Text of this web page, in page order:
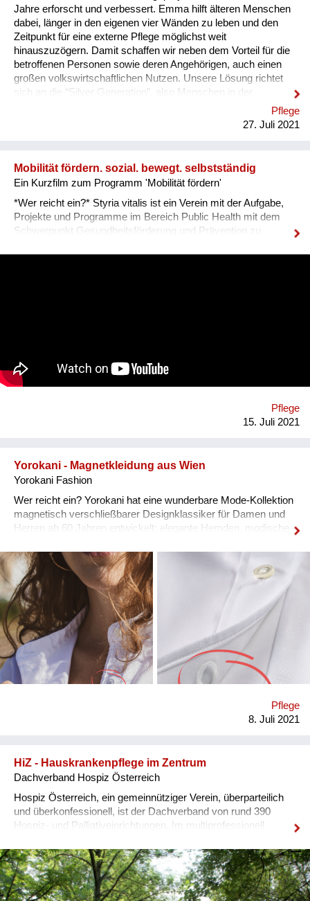
Jahre erforscht und verbessert. Emma hilft älteren Menschen
dabei, länger in den eigenen vier Wänden zu leben und den
Zeitpunkt für eine externe Pflege möglichst weit
hinauszuzögern. Damit schaffen wir neben dem Vorteil für die
betroffenen Personen sowie deren Angehörigen, auch einen
großen volkswirtschaftlichen Nutzen. Unsere Lösung richtet
sich an die “Silver Generation”, also Menschen in der
nachberuflichen Phase. Speziell alleinstehende Personen oder
Einrichtungen des Betreuten Wohnen zählen zu unserer
geht uns alle an! Wir ermöglichen es, sicher, unabhängig und
länger eigenständig zu wohnen. Wir beziehen verschiedenste
Stak...
Pflege
27. Juli 2021
Mobilität fördern. sozial. bewegt. selbstständig
Ein Kurzfilm zum Programm 'Mobilität fördern'
*Wer reicht ein?* Styria vitalis ist ein Verein mit der Aufgabe,
Projekte und Programme im Bereich Public Health mit dem
Schwerpunkt Gesundheitsförderung und Prävention zu
Angehörigen steigert. *An wen richtet sich Ihre Initiative?*
‚Mobilität fördern‘ richtet sich an Pflege- und
und Pflegekräfte in das Programm einschulen lassen, um mit
den BewohnerInnen zur Erhaltung ihrer Selbstständigkeit
Pflege
15. Juli 2021
Yorokani - Magnetkleidung aus Wien
Yorokani Fashion
Wer reicht ein? Yorokani hat eine wunderbare Mode-Kollektion
magnetisch verschließbarer Designklassiker für Damen und
Herren ab 60 Jahren entwickelt: elegante Hemden, modische
Nachtwäsche. An wen richtet sich die Initiative? Im
Bekleidungssektor gibt es enormen Innovationsbedarf. Es
braucht dringend neuartige Bekleidungskonzepte, denn im
Jahr 2021 leben in Österreich erstmalig mehr über 60-jährige
als unter 20-jährige Menschen, hat die Soziologin und
Gründerin Franziska Rauch erkannt und wusste: „Diesen
Diskurs möchte ich mitgestalten!“ Was möchten Sie
bewirken? „Wir wissen, dass die Trägerinnen und Träger
unserer Kleidungsstücke ein aktives, selbstbestimmtes Leben
führen und sich, natürlich, über ihren Kleidungsstil ausdrücken
von Yorokani ist das bis ins hohe Alter möglich. Wir stehen für
gesellschaftliche Teilhabe durch sekundenschnelles Kleiden
Pflege
8. Juli 2021
HiZ - Hauskrankenpflege im Zentrum
Dachverband Hospiz Österreich
Hospiz Österreich, ein gemeinnütziger Verein, überparteilich
und überkonfessionell, ist der Dachverband von rund 390
Hospiz- und Palliativeinrichtungen. Im multiprofessionell
allen Bundesländern zusammen. Unser Projekt wendet sich
an die Leitenden und Betreuenden (Pflege, Medizin und
psycho-soziale Berufe) von 21 Trägern der mobilen Pflege und
Betreuung zuhause und von 66 Krankenpflegevereinen in den